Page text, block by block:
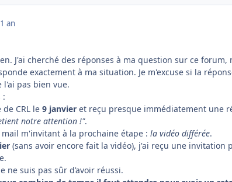
1 an
J'ai cherché des réponses à ma question sur ce forum,
exactement à ma situation. Je m'excuse si la
pas bien vue.
:
CRL le 9 janvier et reçu presque immédiatement une
notre attention !".
m'invitant à la prochaine étape : la vidéo différée.
(sans avoir encore fait la vidéo), j'ai reçu une invitation
ne suis pas sûr d’avoir réussi.